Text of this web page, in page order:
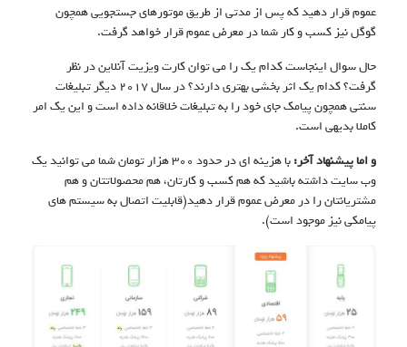
عموم قرار دهید که پس از مدتی از طریق موتورهای جستجویی همچون
گوگل نیز کسب و کار شما در معرض عموم قرار خواهد گرفت.
حال سوال اینجاست کدام یک را می توان کارت ویزیت آنلاین در نظر
گرفت؟ کدام یک اثر بخشی بهتری دارند؟ در سال ۲۰۱۷ دیگر تبلیغات
سنتی همچون پیامک جای خود را به تبلیغات خلاقانه داده است و این یک امر
کاملا بدیهی است.
و اما پیشنهاد آخر:
با هزینه ای در حدود ۳۰۰ هزار تومان شما می توانید یک
وب سایت داشته باشید که هم کسب و کارتان، هم محصولاتتان و هم
مشتریانتان را در معرض عموم قرار دهید(قابلیت اتصال به سیستم های
پیامکی نیز موجود است).